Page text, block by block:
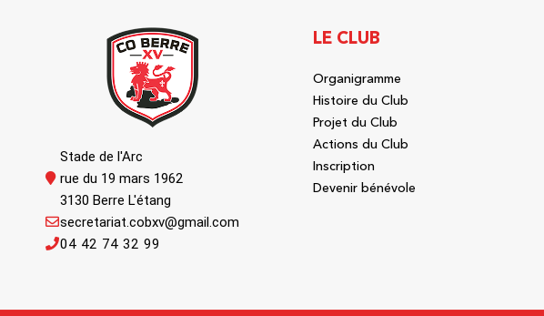
Stade de l'Arc
rue du 19 mars 1962
3130 Berre L'étang
04 42 74 32 99
secretariat.cobxv@gmail.com
LE CLUB
Organigramme
Histoire du Club
Projet du Club
Actions du Club
Inscription
Devenir bénévole